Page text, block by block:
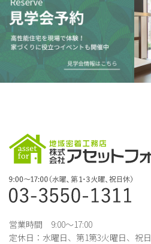
営業時間 9:00～17:00
定休日：水曜日、第1第3火曜日、祝日